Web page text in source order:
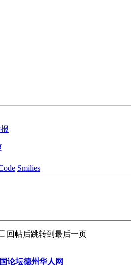
Smilies
回帖后跳转到最后一页
论坛德州华人网